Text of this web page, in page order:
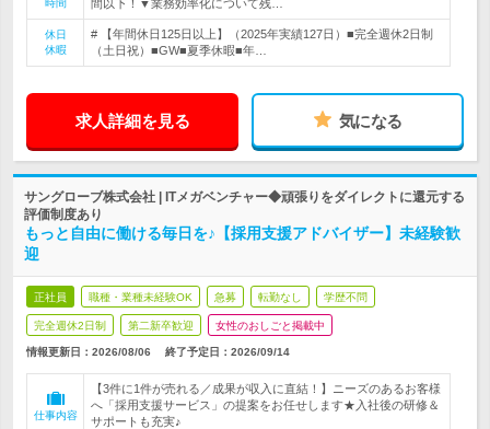
時間
間以下！▼業務効率化について残…
休日
休暇
# 【年間休日125日以上】（2025年実績127日）■完全週休2日制
（土日祝）■GW■夏季休暇■年…
求人詳細を見る 気になる
サングローブ株式会社 | ITメガベンチャー◆頑張りをダイレクトに還元する
評価制度あり
もっと自由に働ける毎日を♪【採用支援アドバイザー】未経験歓
迎
正社員 職種・業種未経験OK 急募 転勤なし 学歴不問
完全週休2日制 第二新卒歓迎 女性のおしごと掲載中
情報更新日：2026/08/06 終了予定日： 2026/09/14
仕事内容
【3件に1件が売れる／成果が収入に直結！】ニーズのあるお客様
へ「採用支援サービス」の提案をお任せします★入社後の研修＆
サポートも充実♪